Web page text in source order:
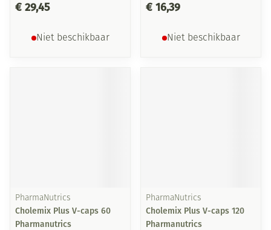
€ 29,45
Niet beschikbaar
€ 16,39
Niet beschikbaar
PharmaNutrics
Cholemix Plus V-caps 60
Pharmanutrics
PharmaNutrics
Cholemix Plus V-caps 120
Pharmanutrics